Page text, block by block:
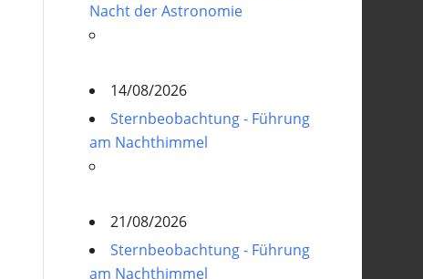
Nacht der Astronomie
14/08/2026
Sternbeobachtung - Führung
am Nachthimmel
21/08/2026
Sternbeobachtung - Führung
am Nachthimmel